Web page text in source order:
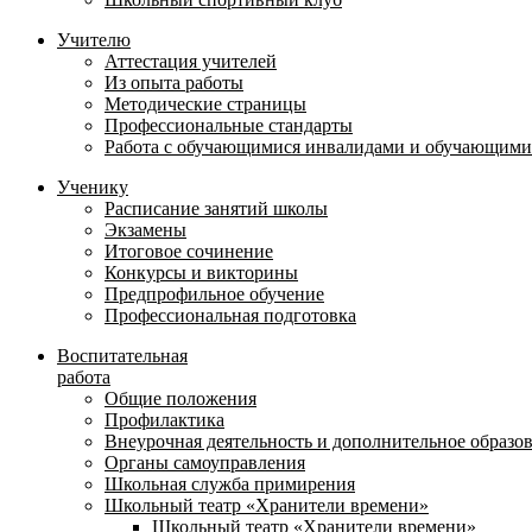
Учителю
Аттестация учителей
Из опыта работы
Методические страницы
Профессиональные стандарты
Работа с обучающимися инвалидами и
Ученику
Расписание занятий школы
Экзамены
Итоговое сочинение
Конкурсы и викторины
Предпрофильное обучение
Профессиональная подготовка
Воспитательная
работа
Общие положения
Профилактика
Внеурочная деятельность и дополнительное
Органы самоуправления
Школьная служба примирения
Школьный театр «Хранители времени»
Школьный театр «Хранители времени»